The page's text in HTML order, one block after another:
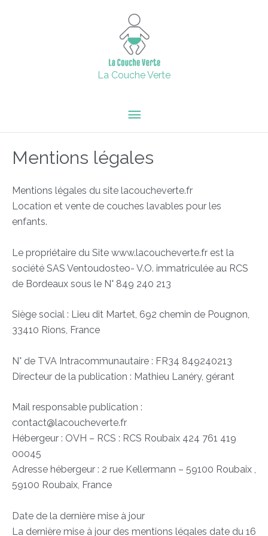
le code : 2024 + Livraison offerte en point relais dès 60€
d'achats.
Fermer
La Couche Verte
Menu
principal
Mentions légales
Mentions légales du site lacoucheverte.fr
Location et vente de couches lavables pour les
enfants.
Le propriétaire du Site www.lacoucheverte.fr est la
société SAS Ventoudosteo- V.O. immatriculée au RCS
de Bordeaux sous le N° 849 240 213
Siège social : Lieu dit Martet, 692 chemin de Pougnon,
33410 Rions, France
N° de TVA Intracommunautaire : FR34 849240213
Directeur de la publication : Mathieu Lanéry, gérant
Mail responsable publication :
contact@lacoucheverte.fr
Hébergeur : OVH – RCS : RCS Roubaix 424 761 419
00045
Adresse hébergeur : 2 rue Kellermann – 59100 Roubaix ,
59100 Roubaix, France
Date de la dernière mise à jour
La dernière mise à jour des mentions légales date du 16